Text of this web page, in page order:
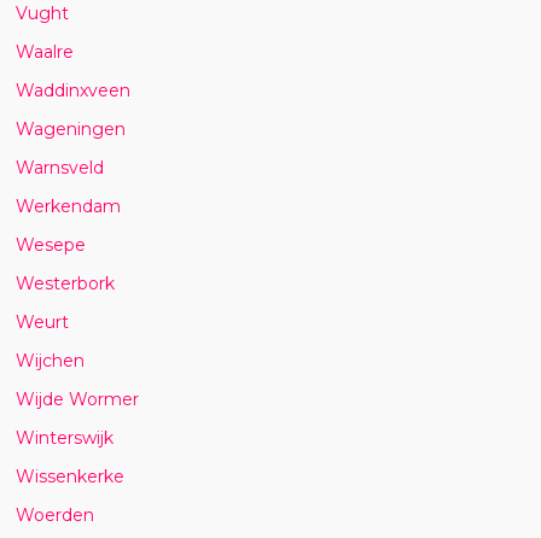
Vught
Waalre
Waddinxveen
Wageningen
Warnsveld
Werkendam
Wesepe
Westerbork
Weurt
Wijchen
Wijde Wormer
Winterswijk
Wissenkerke
Woerden